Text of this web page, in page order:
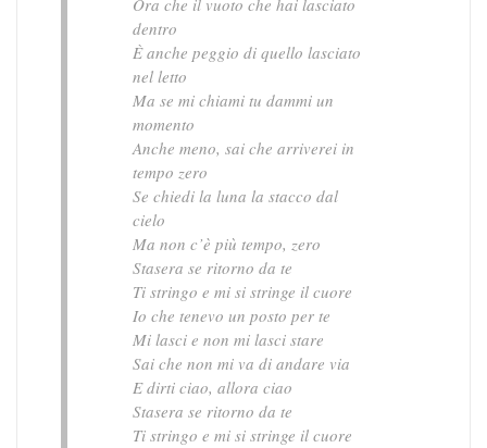
Ora che il vuoto che hai lasciato
dentro
È anche peggio di quello lasciato
nel letto
Ma se mi chiami tu dammi un
momento
Anche meno, sai che arriverei in
tempo zero
Se chiedi la luna la stacco dal
cielo
Ma non c’è più tempo, zero
Stasera se ritorno da te
Ti stringo e mi si stringe il cuore
Io che tenevo un posto per te
Mi lasci e non mi lasci stare
Sai che non mi va di andare via
E dirti ciao, allora ciao
Stasera se ritorno da te
Ti stringo e mi si stringe il cuore